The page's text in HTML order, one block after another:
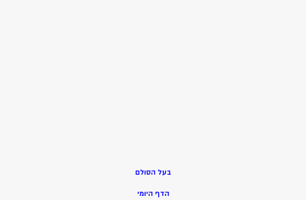
בעל הסולם
הדף היומי